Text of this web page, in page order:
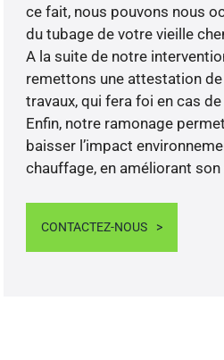
ce fait, nous pouvons nous
du tubage de votre vieille
A la suite de notre
remettons une attestation
travaux, qui fera foi en cas
Enfin, notre ramonage
baisser l’impact
chauffage, en améliorant
CONTACTEZ-NOUS